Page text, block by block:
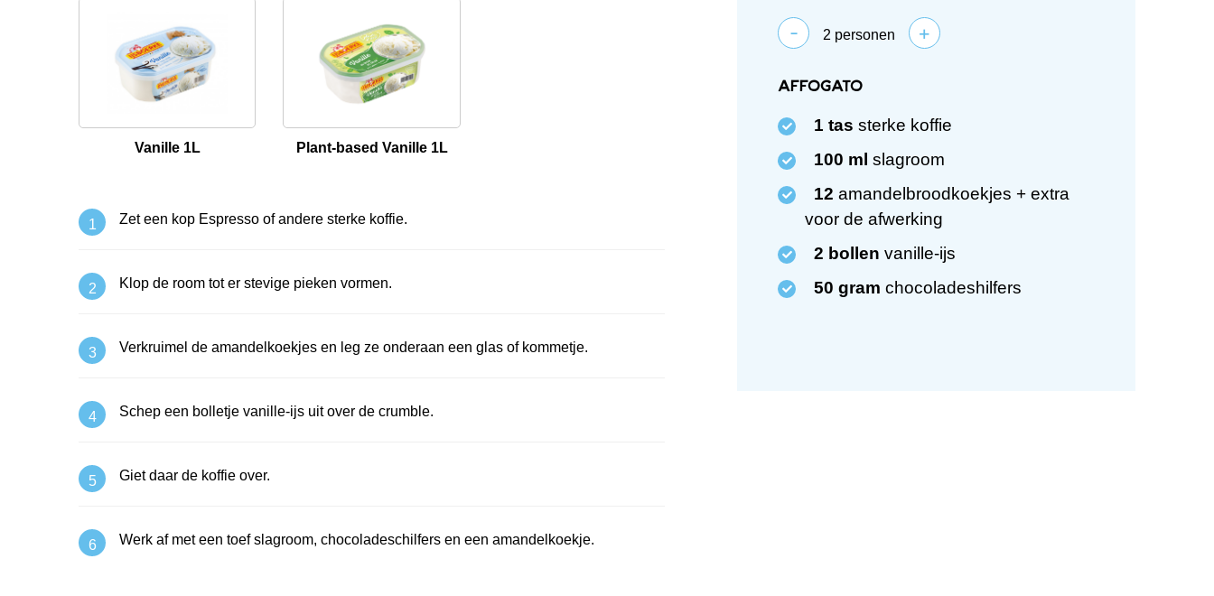
- 2 personen +
affogato
1tassterke koffie
100 mlslagroom
12amandelbroodkoekjes + extra
voor de afwerking
2 bollenvanille-ijs
50gramchocoladeshilfers
Vanille 1L Plant-based Vanille 1L
Zet een kop Espresso of andere sterke koffie.
Klop de room tot er stevige pieken vormen.
Verkruimel de amandelkoekjes en leg ze onderaan een glas of kommetje.
Schep een bolletje vanille-ijs uit over de crumble.
Giet daar de koffie over.
Werk af met een toef slagroom, chocoladeschilfers en een amandelkoekje.